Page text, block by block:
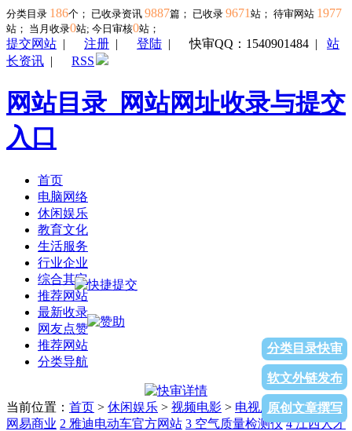
分类目录 186个； 已收录资讯 9887篇； 已收录 9671 站； 待审网站 1977
站； 当月收录0站; 今日审核0站；
提交网站 | 注册 | 登陆 |快审QQ：1540901484 | 站
长资讯 | RSS
网站目录_网站网址收录与提交
入口
首页
电脑网络
休闲娱乐
教育文化
生活服务
行业企业
综合其它
推荐网站
最新收录
网友点赞
推荐网站
分类导航
分类目录快审
软文外链发布
原创文章撰写
当前位置： 首页 > 休闲娱乐 > 视频电影 > 电视剧>列表页面1
网易商业 2 雅迪电动车官方网站 3 空气质量检测仪 4江西人才